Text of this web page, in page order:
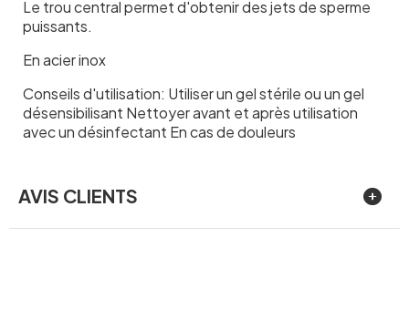
Le trou central permet d'obtenir des jets de sperme
puissants.
En acier inox
Conseils d'utilisation: Utiliser un gel stérile ou un gel
désensibilisant Nettoyer avant et après utilisation
avec un désinfectant En cas de douleurs
AVIS CLIENTS